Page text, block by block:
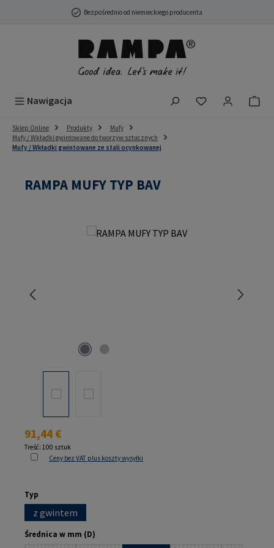
Przejdź do głównej zawartościBezpośrednio od niemieckiego producenta
Nawigacja Masz 0
Sklep Online Produkty
Mufy
Mufy / Wkładki gwintowane do tworzyw sztucznych
Mufy / Wkładki gwintowane ze stali ocynkowanej
RAMPA MUFY TYP BAV
Pomiń galerię zdjęć
Cena regularna:
91,44 €
Treść: 100 sztuk
Ceny bez VAT plus koszty wysyłki
Wybierz
Typ
z gwintem
Wybierz
Średnica w mm (D)